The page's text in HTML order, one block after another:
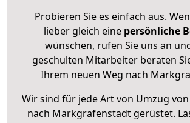
Probieren Sie es einfach aus.
lieber gleich eine persönliche
wünschen, rufen Sie uns an
geschulten Mitarbeiter beraten
Ihrem neuen Weg nach
Wir sind für jede Art von Umzug
nach Markgrafenstadt gerüstet.